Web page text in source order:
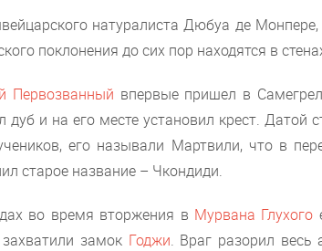
натуралиста Дюбуа де
поклонения до сих пор находятся в
Первозванный впервые пришел в
дуб и на его месте установил крест. Датой
его называли Мартвили, что в
старое название – Чкондиди.
во время вторжения в Мурвана Глухого
замок Годжи. Враг разорил весь